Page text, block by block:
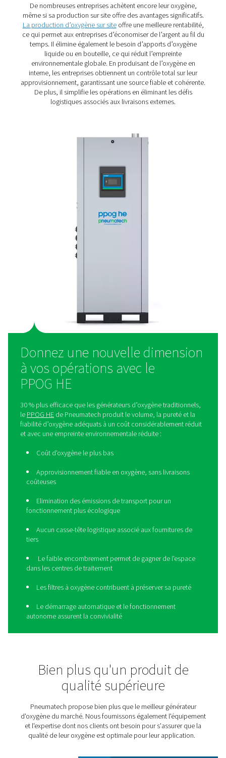
L'oxygène joue un rôle crucial dans les applications
Les patients ont besoin d'un accès à une source
fiable et ininterrompue et ce, à tout moment.
également présenter le degré de pureté requis pour
masques.
Quels sont les avantages
production d'oxygène sur
même si sa production sur site offre des avantages
La production d’oxygène sur site
ce qui permet aux entreprises d’économiser de
temps. Il élimine également le besoin d’apports
liquide ou en bouteille, ce qui réduit
environnementale globale. En produisant de
interne, les entreprises obtiennent un contrôle total
approvisionnement, garantissant une source fiable et
Donnez une nouvelle
à vos opérations avec le
PPOG HE
PPOG HE de Pneumatech produit le volume, la
fiabilité d’oxygène adéquats à un coût
et avec une empreinte environnementale réduite :
Coût d'oxygène le plus bas
Approvisionnement fiable en oxygène, sans